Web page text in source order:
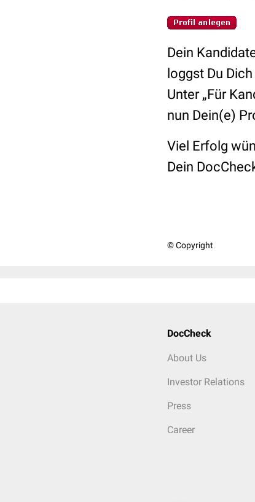
Dein
loggst Du
Unter „Für
nun Dein(e)
Viel Erfolg
Dein
© Copyright
DocCheck
About Us
Investor Relations
Press
Career